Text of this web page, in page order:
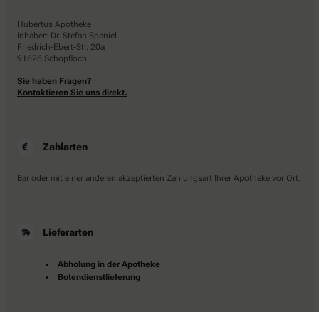
Hubertus Apotheke
Inhaber: Dr. Stefan Spaniel
Friedrich-Ebert-Str. 20a
91626 Schopfloch
Sie haben Fragen?
Kontaktieren Sie uns direkt.
Zahlarten
Bar oder mit einer anderen akzeptierten Zahlungsart Ihrer Apotheke vor Ort.
Lieferarten
Abholung in der Apotheke
Botendienstlieferung